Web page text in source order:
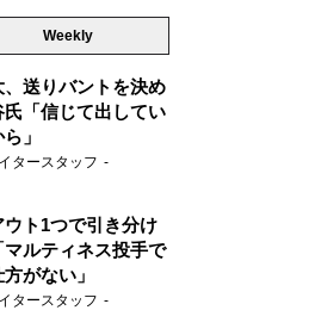
Weekly
、送りバントを決め
「信じて出してい
」
タースタッフ
ウト1つで引き分け
ルティネス投手で
がない」
タースタッフ